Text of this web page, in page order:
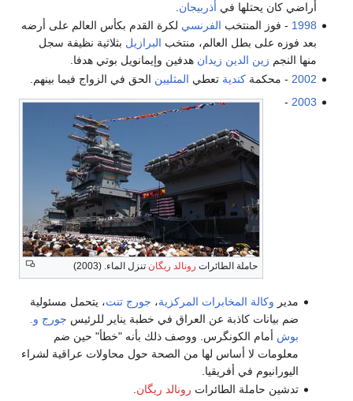
أراضي كان يحتلها في أذربيجان
1998 - فوز المنتخب الفرنسي لكرة القدم بكأس العالم على أرضه
بعد فوزه على بطل العالم، منتخب البرازيل بثلاثية نظيفة سجل
منها النجم زين الدين زيدان هدفين وإيمانويل بوتي هدفا.
2002 - محكمةكندية تعطي المثليين الحق في الزواج فيما بينهم.
حاملة الطائرات رونالد ريگان تنزل الماء. (2003)
2003
-
مدير وكالة المخابرات المركزية، جورج تنت، يتحمل مسئولية
ضم بيانات كاذبة عن العراق في خطبة يناير للرئيس جورج و.
بوش أمام الكونگرس. ووصف ذلك بأنه "خطأ" حين ضم
معلومات لا أساس لها من الصحة حول محاولات عراقية لشراء
اليورانيوم في أفريقيا.
تدشين حاملة الطائرات رونالد ريگان.